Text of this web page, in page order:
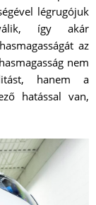
légrugójuk
így akár
az
nem
hanem a
hatással van,